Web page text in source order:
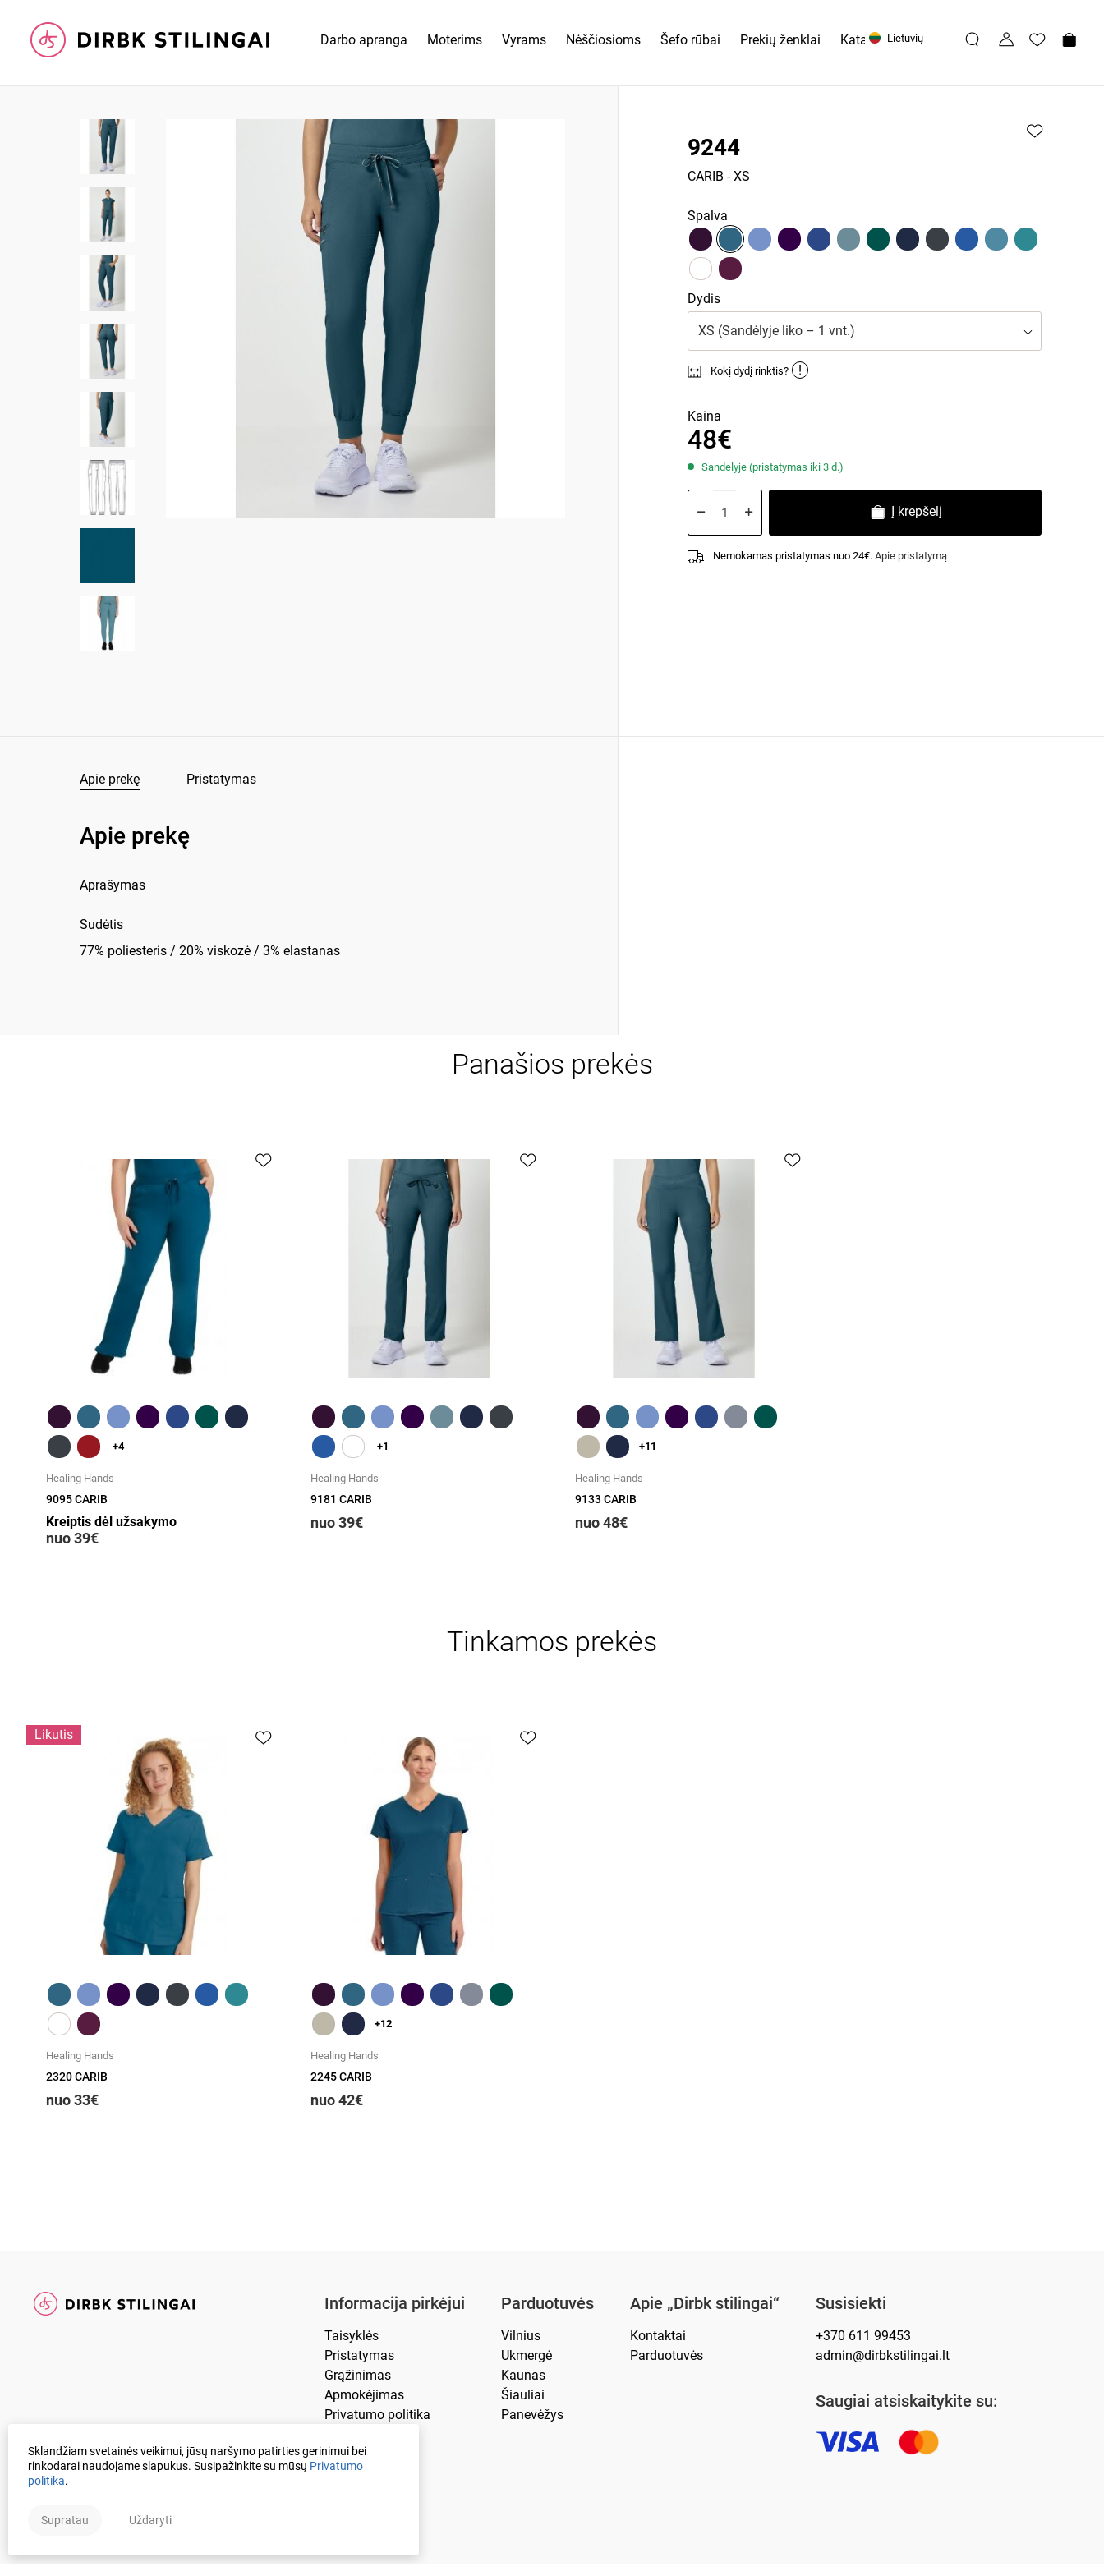
Darbo apranga Moterims Vyrams Nėščiosioms Šefo rūbai Prekių ženklai KatalogaiLietuvių
9244
CARIB - XS
Spalva
Dydis
XS (Sandėlyje liko – 1 vnt.)
Kokį dydį rinktis? !
Kaina
48€
Sandelyje (pristatymas iki 3 d.)
Į krepšelį
Nemokamas pristatymas nuo 24€.Apie pristatymą
Apie prekę Pristatymas
Apie prekę
Aprašymas
Sudėtis
77% poliesteris / 20% viskozė / 3% elastanas
Panašios prekės
+4
Healing Hands
9095 CARIB
Kreiptis dėl užsakymo
nuo 39€
+1
Healing Hands
9181 CARIB
nuo 39€
+11
Healing Hands
9133 CARIB
nuo 48€
Tinkamos prekės
Likutis
Healing Hands
2320 CARIB
nuo 33€
+12
Healing Hands
2245 CARIB
nuo 42€
Informacija pirkėjui
Taisyklės
Pristatymas
Grąžinimas
Apmokėjimas
Privatumo politika
Parduotuvės
Vilnius
Ukmergė
Kaunas
Šiauliai
Panevėžys
Apie „Dirbk stilingai“
Kontaktai
Parduotuvės
Susisiekti
+370 611 99453
admin@dirbkstilingai.lt
Saugiai atsiskaitykite su:
Sklandžiam svetainės veikimui, jūsų naršymo patirties gerinimui bei
rinkodarai naudojame slapukus. Susipažinkite su mūsų Privatumo
politika.
Supratau Uždaryti